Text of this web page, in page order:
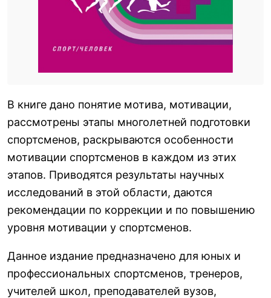
В книге дано понятие мотива, мотивации,
рассмотрены этапы многолетней подготовки
спортсменов, раскрываются особенности
мотивации спортсменов в каждом из этих
этапов. Приводятся результаты научных
исследований в этой области, даются
рекомендации по коррекции и по повышению
уровня мотивации у спортсменов.
Данное издание предназначено для юных и
профессиональных спортсменов, тренеров,
учителей школ, преподавателей вузов,